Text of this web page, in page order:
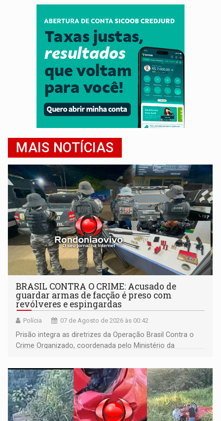
MAIS NOTÍCIAS
BRASIL CONTRA O CRIME: Acusado de
guardar armas de facção é preso com
revólveres e espingardas
Polícia 07 de Agosto de 2026 às 00:42
Prisão integra as diretrizes da Operação Brasil Contra o
Crime Organizado, coordenada pelo Ministério da